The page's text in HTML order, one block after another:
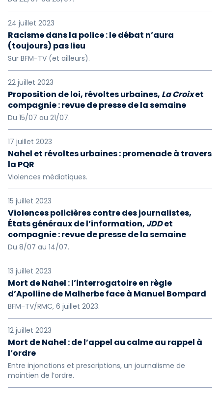
24 juillet 2023
Racisme dans la police : le débat n’aura
(toujours) pas lieu
Sur BFM-TV (et ailleurs).
22 juillet 2023
Proposition de loi, révoltes urbaines, La Croixet
compagnie : revue de presse de la semaine
Du 15/07 au 21/07.
17 juillet 2023
Nahel et révoltes urbaines : promenade à travers
la PQR
Violences médiatiques.
15 juillet 2023
Violences policières contre des journalistes,
États généraux de l’information, JDDet
compagnie : revue de presse de la semaine
Du 8/07 au 14/07.
13 juillet 2023
Mort de Nahel : l’interrogatoire en règle
d’Apolline de Malherbe face à Manuel Bompard
BFM-TV/RMC, 6 juillet 2023.
12 juillet 2023
Mort de Nahel : de l’appel au calme au rappel à
l’ordre
Entre injonctions et prescriptions, un journalisme de
maintien de l’ordre.